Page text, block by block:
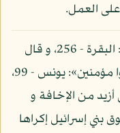
العمل.
و قد قال سبحانه: «لا إكراه في الدين»: البقرة - 256، و قال
تعالى: «أ فأنت تكره الناس حتى يكونوا مؤمنين»: يونس - 99،
من الإخافة و
إسرائيل إكراها